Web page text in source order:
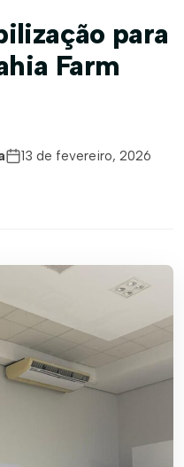
para
Farm
13 de fevereiro, 2026